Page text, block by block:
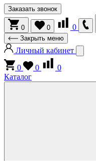
Заказать звонок
0 0 0
Закрыть меню
Личный кабинет
0
0
0
Каталог